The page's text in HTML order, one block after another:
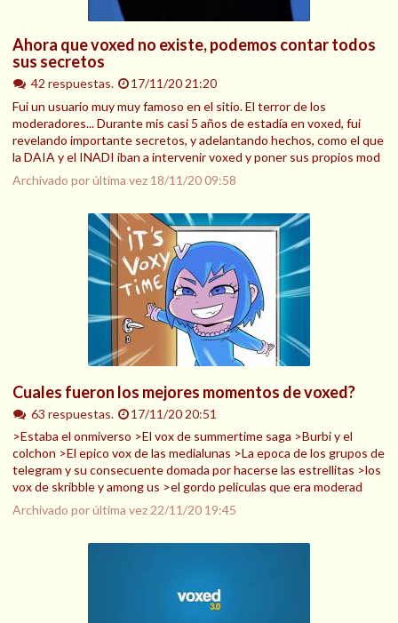
Ahora que voxed no existe, podemos contar todos
sus secretos
42 respuestas.
17/11/20 21:20
Fui un usuario muy muy famoso en el sitio. El terror de los
moderadores... Durante mis casi 5 años de estadía en voxed, fui
revelando importante secretos, y adelantando hechos, como el que
la DAIA y el INADI iban a intervenir voxed y poner sus propios mod
Archivado por última vez 18/11/20 09:58
Cuales fueron los mejores momentos de voxed?
63 respuestas.
17/11/20 20:51
>Estaba el onmiverso >El vox de summertime saga >Burbi y el
colchon >El epico vox de las medialunas >La epoca de los grupos de
telegram y su consecuente domada por hacerse las estrellitas >los
vox de skribble y among us >el gordo peliculas que era moderad
Archivado por última vez 22/11/20 19:45